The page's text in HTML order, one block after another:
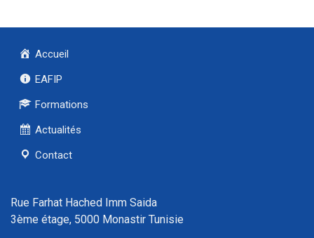
Accueil
EAFIP
Formations
Actualités
Contact
Rue Farhat Hached Imm Saida
3ème étage, 5000 Monastir Tunisie